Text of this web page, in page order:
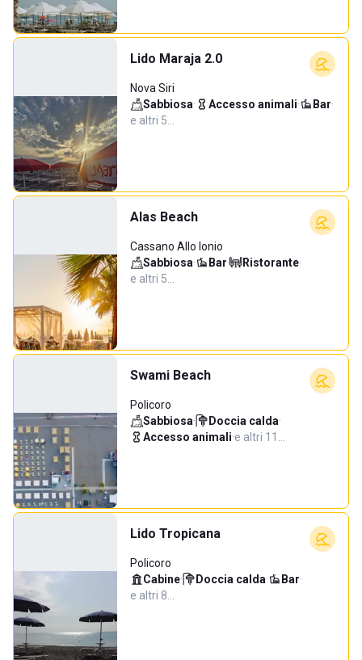
Lido Maraja 2.0
Nova Siri
Sabbiosa· Accesso animali· Bar·
e altri 5…
Alas Beach
Cassano Allo Ionio
Sabbiosa· Bar· Ristorante·
e altri 5…
Swami Beach
Policoro
Sabbiosa· Doccia calda·
Accesso animali·e altri 11…
Lido Tropicana
Policoro
Cabine· Doccia calda· Bar·
e altri 8…